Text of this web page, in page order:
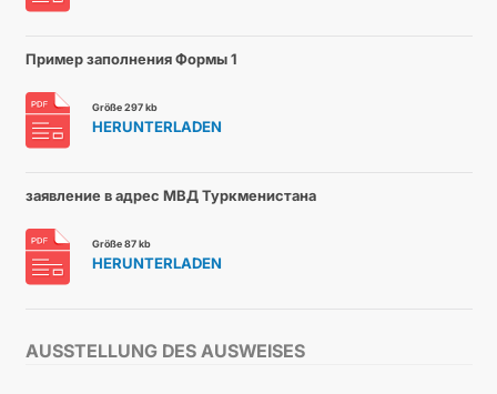
AUSSTELLUNG DES AUSWEISES
Пример заполнения Формы 1
Größe 297 kb
HERUNTERLADEN
заявление в адрес МВД Туркменистана
Größe 87 kb
HERUNTERLADEN